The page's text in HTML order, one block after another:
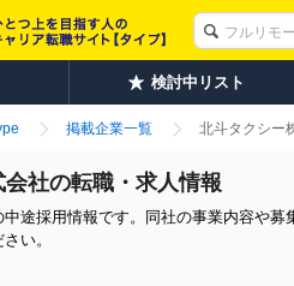
検討中リスト
掲載企業一覧 北斗タクシー
社の転職・求人情報
途採用情報です。同社の事業内容や
い。